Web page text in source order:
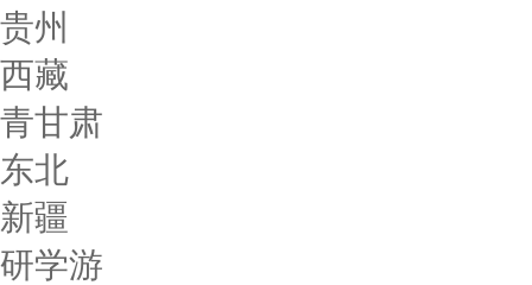
贵州
西藏
青甘肃
东北
新疆
研学游